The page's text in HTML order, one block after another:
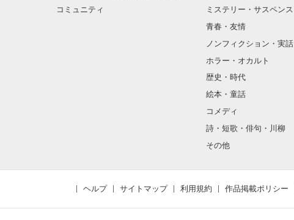
コミュニティ
ミステリー・サスペンス
青春・友情
ノンフィクション・実話
ホラー・オカルト
歴史・時代
絵本・童話
コメディ
詩・短歌・俳句・川柳
その他
ヘルプ サイトマップ 利用規約 作品掲載ポリシー